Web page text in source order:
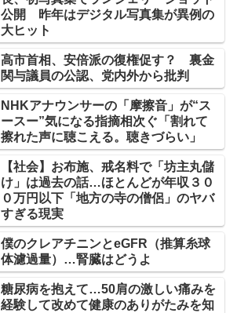
公開 昨年はデジタル写真集が異例の
大ヒット
高市首相、安倍派の復権促す？ 裏金
関与議員の公認、党内外から批判
NHKアナウンサーの「摩擦音」が“ス
ースー”気になる指摘相次ぐ「割れて
擦れた声に聴こえる。聴きづらい」
【社会】お布施、戒名料で「坊主丸儲
け」は過去の話…ほとんどが年収３０
０万円以下「地方の寺の僧侶」のヤバ
すぎる現実
僕のクレアチニンとeGFR（推算糸球
体濾過量）…腎臓はどうよ
糖尿病を抱えて…50肩の激しい痛みを
経験して改めて健康のありがたみを知